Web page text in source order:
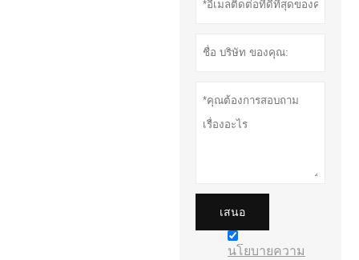
เสนอ
นโยบายความ